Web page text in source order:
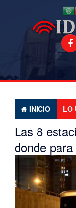
INICIO LO
Las 8
donde para